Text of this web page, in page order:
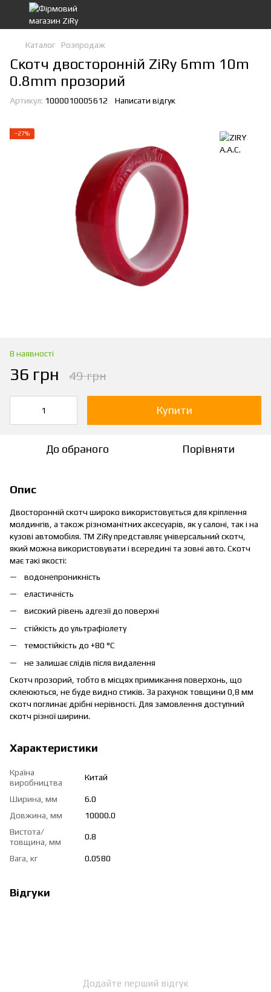
Каталог Розпродаж
Скотч двосторонній ZiRy 6mm 10m
0.8mm прозорий
Артикул: 1000010005612 Написати відгук
−27%
В наявності
36 грн 49 грн
Купити
До обраного Порівняти
Опис
Двосторонній скотч широко використовується для кріплення
молдингів, а також різноманітних аксесуарів, як у салоні, так і на
кузові автомобіля. ТМ ZiRy представляє універсальний скотч,
який можна використовувати і всередині та зовні авто. Скотч
має такі якості:
водонепроникність
еластичність
високий рівень адгезії до поверхні
стійкість до ультрафіолету
темостійкість до +80 °C
не залишає слідів після видалення
Скотч прозорий, тобто в місцях примикання поверхонь, що
склеюються, не буде видно стиків. За рахунок товщини 0,8 мм
скотч поглинає дрібні нерівності. Для замовлення доступний
скотч різної ширини.
Характеристики
Країна
виробництва
Китай
Ширина, мм
6.0
Довжина, мм
10000.0
Вистота/
товщина, мм
0.8
Вага, кг 0.0580
Відгуки
Додайте перший відгук